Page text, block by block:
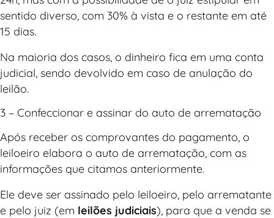
sentido diverso, com 30% à vista e o restante em até
15 dias.
Na maioria dos casos, o dinheiro fica em uma conta
judicial, sendo devolvido em caso de anulação do
leilão.
3 – Confeccionar e assinar do auto de arrematação
Após receber os comprovantes do pagamento, o
leiloeiro elabora o auto de arrematação, com as
informações que citamos anteriormente.
Ele deve ser assinado pelo leiloeiro, pelo arrematante
e pelo juiz (em leilões judiciais), para que a venda se